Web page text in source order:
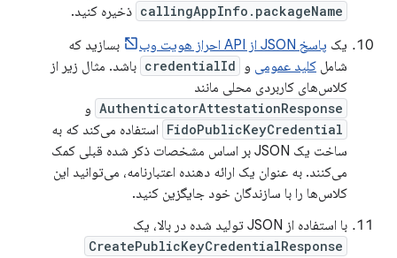
callingAppInfo.packageName ذخیره کنید.
یک پاسخ JSON از API احراز هویت وب
بسازید که
شامل کلید عمومی و credentialId باشد. مثال زیر از
کلاس‌های کاربردی محلی مانند
AuthenticatorAttestationResponse و
FidoPublicKeyCredential استفاده می‌کند که به
ساخت یک JSON بر اساس مشخصات ذکر شده قبلی کمک
می‌کنند. به عنوان یک ارائه دهنده اعتبارنامه، می‌توانید این
کلاس‌ها را با سازندگان خود جایگزین کنید.
با استفاده از JSON تولید شده در بالا، یک
CreatePublicKeyCredentialResponse